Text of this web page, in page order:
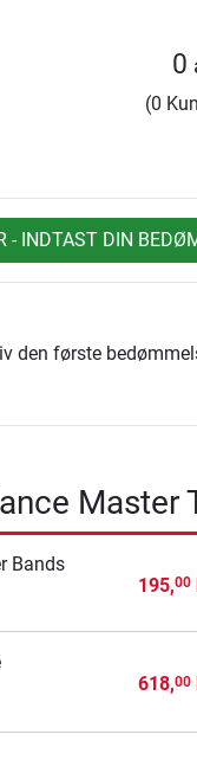
0
(0
- INDTAST DIN
den første
Master
Bands
195,00
618,00